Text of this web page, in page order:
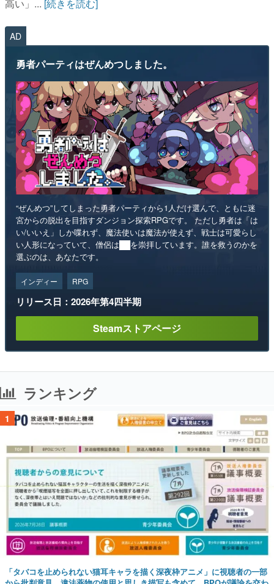
高い」... [続きを読む]
AD
勇者パーティはぜんめつしました。
“ぜんめつ”してしまった勇者パーティから1人だけ選んで、ともに迷
宮からの脱出を目指すダンジョン探索RPGです。 ただし勇者は「は
い/いいえ」しか喋れず、魔法使いは魔法が使えず、戦士は可愛らし
い人形になっていて、僧侶は██を崇拝しています。誰を救うのかを
選ぶのは、あなたです。
インディー RPG
リリース日：2026年第4四半期
Steamストアページ
ランキング
1
「タバコを止められない猫耳キャラを描く深夜枠アニメ」に視聴者の一部